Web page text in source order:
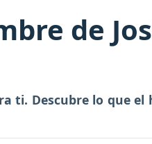
de
ti. Descubre lo que el